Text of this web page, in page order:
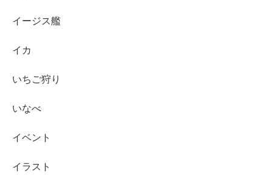
イージス艦
イカ
いちご狩り
いなべ
イベント
イラスト